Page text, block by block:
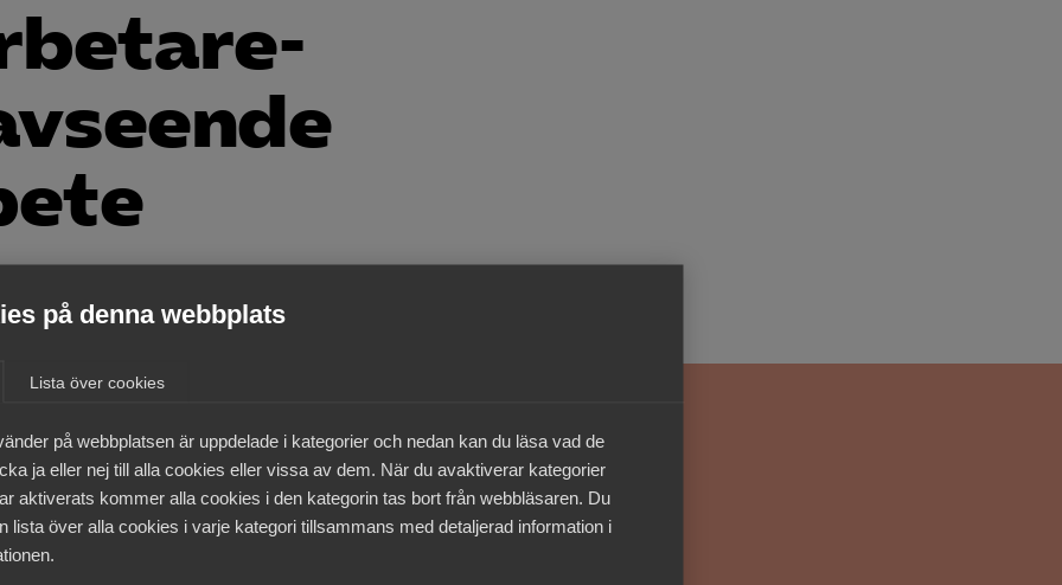
på denna webbplats
Lista över cookies
på webbplatsen är uppdelade i kategorier och nedan kan du läsa vad de
ja eller nej till alla cookies eller vissa av dem. När du avaktiverar kategorier
aktiverats kommer alla cookies i den kategorin tas bort från webbläsaren. Du
lista över alla cookies i varje kategori tillsammans med detaljerad information i
Sök på almega.se